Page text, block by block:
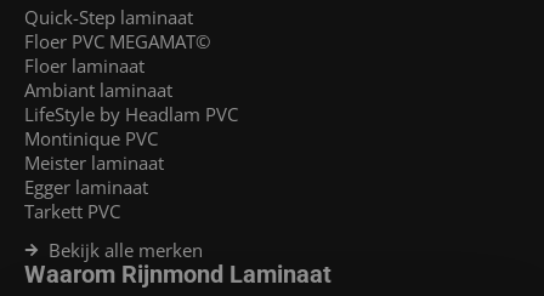
Quick-Step laminaat
Floer PVC MEGAMAT©
Floer laminaat
Ambiant laminaat
LifeStyle by Headlam PVC
Montinique PVC
Meister laminaat
Egger laminaat
Tarkett PVC
Bekijk alle merken
Waarom Rijnmond Laminaat